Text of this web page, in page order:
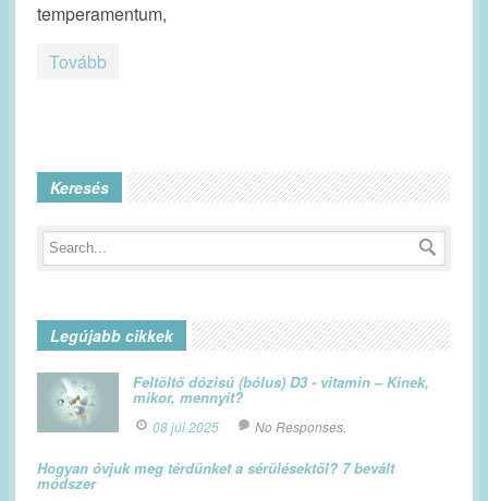
temperamentum,
Tovább
Keresés
Legújabb cikkek
Feltöltő dózisú (bólus) D3 - vitamin – Kinek,
mikor, mennyit?
08 júl 2025 No Responses.
Hogyan óvjuk meg térdünket a sérülésektől? 7 bevált
módszer